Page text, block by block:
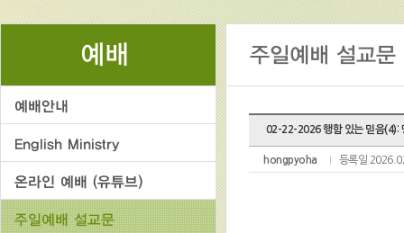
02-22-2026 행함 있는 믿음(4):
hongpyoha 등록일